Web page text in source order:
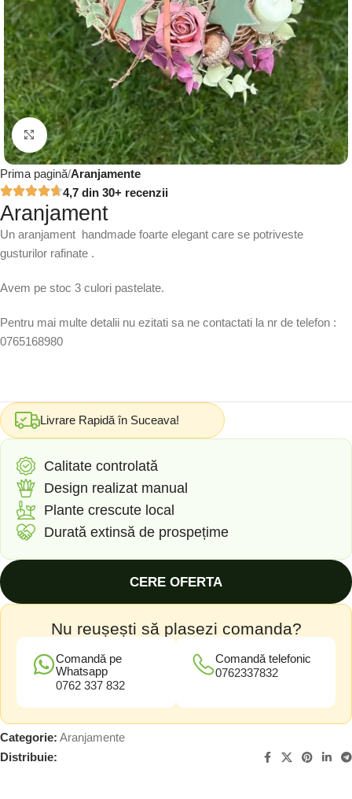
Click to enlarge
Prima pagină Aranjamente
4,7 din 30+ recenzii
Aranjament
Un aranjament handmade foarte elegant care se potriveste
gusturilor rafinate .
Avem pe stoc 3 culori pastelate.
Pentru mai multe detalii nu ezitati sa ne contactati la nr de telefon :
0765168980
Livrare Rapidă în Suceava!
Calitate controlată
Design realizat manual
Plante crescute local
Durată extinsă de prospețime
CERE OFERTA
Nu reușești să plasezi comanda?
Comandă pe
Whatsapp
0762 337 832
Comandă telefonic
0762337832
Categorie: Aranjamente
Distribuie: